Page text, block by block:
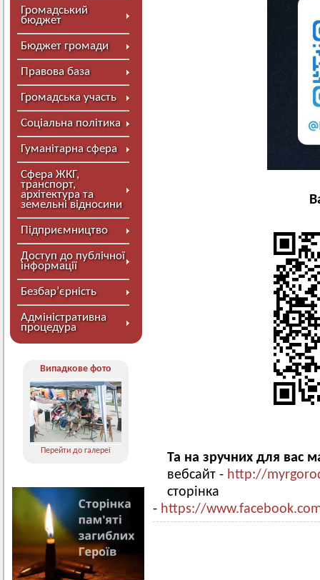
Громадський
бюджет
Бюджет громади
Правова база
Громадська участь
Соціальна політика
Гуманітарна сфера
Сфера ЖКГ,
транспорт,
архітектура та
земельні відносини
Підприємництво
Доступ до публічної
інформації
Безбар’єрність
Адміністративна
процедура
Випадкове фото
Перейти до галереї
Та на зручних для вас
вебсайт - http://
- https://